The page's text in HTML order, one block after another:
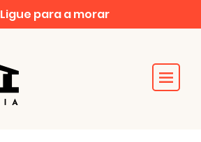
Ligue para a morar